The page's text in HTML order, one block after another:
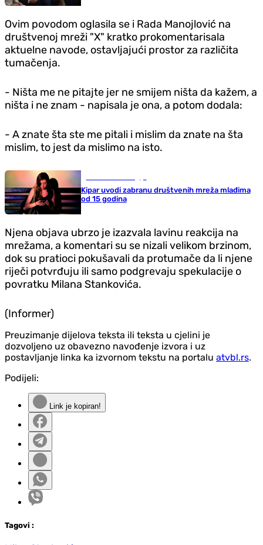
Ovim povodom oglasila se i Rada Manojlović na
društvenoj mreži "X" kratko prokomentarisala
aktuelne navode, ostavljajući prostor za različita
tumačenja.
- Ništa me ne pitajte jer ne smijem ništa da kažem, a
ništa i ne znam - napisala je ona, a potom dodala:
- A znate šta ste me pitali i mislim da znate na šta
mislim, to jest da mislimo na isto.
Kipar uvodi zabranu društvenih mreža mlađima
od 15 godina
Njena objava ubrzo je izazvala lavinu reakcija na
mrežama, a komentari su se nizali velikom brzinom,
dok su pratioci pokušavali da protumače da li njene
riječi potvrđuju ili samo podgrevaju spekulacije o
povratku Milana Stankovića.
(Informer)
Preuzimanje dijelova teksta ili teksta u cjelini je
dozvoljeno uz obavezno navođenje izvora i uz
postavljanje linka ka izvornom tekstu na portalu atvbl.rs.
Podijeli:
Link je kopiran!
Tagovi :